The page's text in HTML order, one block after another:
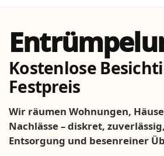
Kostenlose
Festpreis
Wir räumen Wohnungen,
Nachlässe – diskret,
Entsorgung und besenreiner